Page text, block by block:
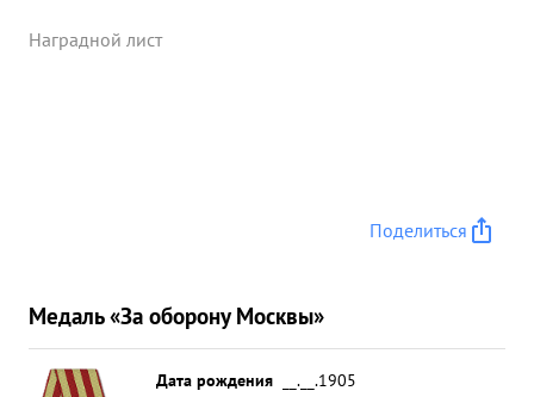
Наградной лист
Поделиться
Медаль «За оборону Москвы»
Дата рождения
__.__.1905